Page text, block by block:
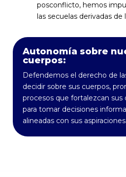
posconflicto, hemos
las secuelas derivadas
Autonomía sobre
cuerpos:
Defendemos el derecho de
decidir sobre sus cuerpos,
procesos que fortalezcan sus
para tomar decisiones
alineadas con sus aspiraciones.